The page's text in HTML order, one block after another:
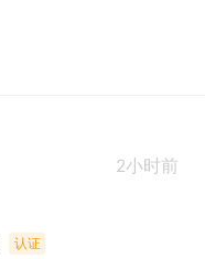
2小时前
认证